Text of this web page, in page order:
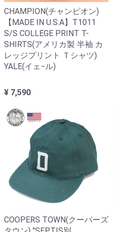
CHAMPION(チャンピオン)
【MADE IN U.S.A】T1011
S/S COLLEGE PRINT T-
SHIRTS(アメリカ製 半袖 カ
レッジプリント Ｔシャツ)
YALE(イェ−ル)
¥ 7,590
COOPERS TOWN(クーパーズ